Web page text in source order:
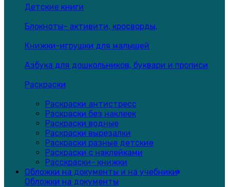
Детские книги
Блокноты- активити, кросворды,
Книжки-игрушки для малышей
Азбука для дошкольников, буквари и прописи
Раскраски
Раскраски антистресс
Раскраски без наклеек
Раскраски водные
Раскраски вырезалки
Раскраски разные детские
Раскраски с наклейками
Расскраски- книжки
Обложки на документы и на учебники
Обложки на документы